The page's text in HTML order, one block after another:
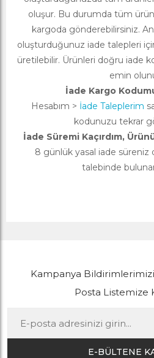
oluşur. Bu durumda tüm
kargoda gönderebilirsiniz.
oluşturduğunuz iade talepleri
üretilebilir. Ürünleri doğru iade
emin
İade Kargo
Hesabım > İade Taleplerim
kodunuzu tekrar
İade Süremi Kaçırdım,
8 günlük yasal iade süreniz
talebinde
Kampanya
Posta Listemize
E-BÜLTENE